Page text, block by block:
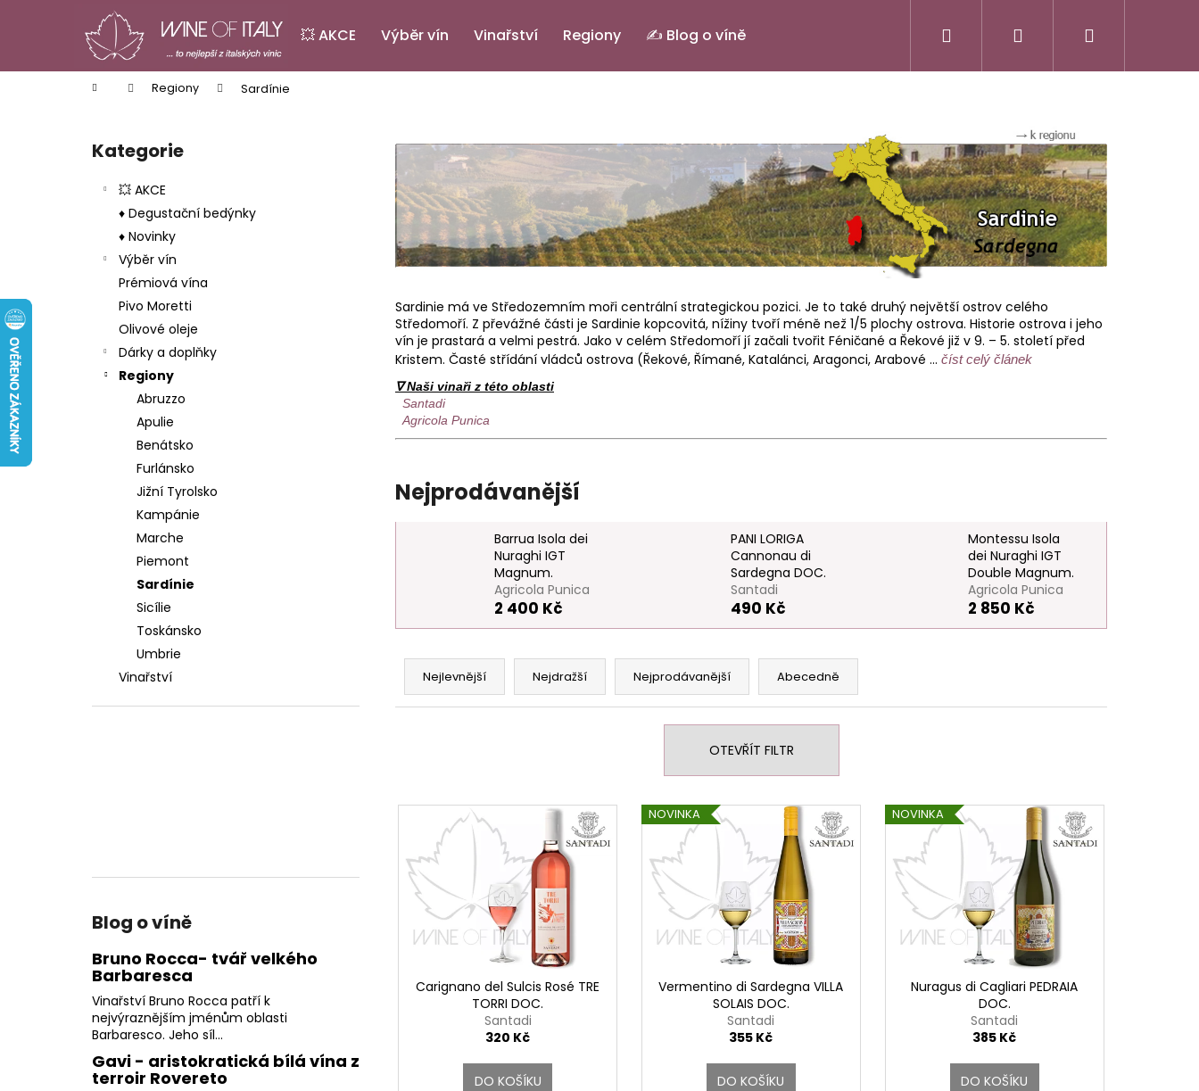
💥 AKCE Výběr vín Vinařství Regiony ✍️ Blog o víně Přihlášení
Domů Regiony Sardínie
Přeskočit
kategorie
Kategorie
💥 AKCE
♦ Degustační bedýnky
♦ Novinky
Výběr vín
Prémiová vína
Pivo Moretti
Olivové oleje
Dárky a doplňky
Regiony
Abruzzo
Apulie
Benátsko
Furlánsko
Jižní Tyrolsko
Kampánie
Marche
Piemont
Sardínie
Sicílie
Toskánsko
Umbrie
Vinařství
Blog o víně
Bruno Rocca- tvář velkého
Barbaresca
Vinařství Bruno Rocca patří k
nejvýraznějším jménům oblasti
Barbaresco. Jeho síl...
Gavi - aristokratická bílá vína z
terroir Rovereto
Sardinie má ve Středozemním moři centrální strategickou pozici. Je to také druhý největší ostrov celého
Středomoří. Z převážné části je Sardinie kopcovitá, nížiny tvoří méně než 1/5 plochy ostrova. Historie ostrova i jeho
vín je prastará a velmi pestrá. Jako v celém Středomoří jí začali tvořit Féničané a Řekové již v 9. – 5. století před
Kristem. Časté střídání vládců ostrova (Řekové, Římané, Katalánci, Aragonci, Arabové ... číst celý článek
∇ Naši vinaři z této oblasti
Santadi
Agricola Punica
Nejprodávanější
Barrua Isola dei
Nuraghi IGT
Magnum.
Agricola Punica
2 400 Kč
PANI LORIGA
Cannonau di
Sardegna DOC.
Santadi
490 Kč
Montessu Isola
dei Nuraghi IGT
Double Magnum.
Agricola Punica
2 850 Kč
Ř
z
d
Nejlevnější Nejdražší Nejprodávanější Abecedně
OTEVŘÍT FILTR
V
Carignano del Sulcis Rosé TRE
TORRI DOC.
Santadi
320 Kč
DO KOŠÍKU
NOVINKA
Vermentino di Sardegna VILLA
SOLAIS DOC.
Santadi
355 Kč
DO KOŠÍKU
NOVINKA
Nuragus di Cagliari PEDRAIA
DOC.
Santadi
385 Kč
DO KOŠÍKU
í
Zpět
do
Zpět
do
HLEDAT
Doporučujeme
PINOT GRIGIO LA BASTARDA IGT
FATTORIA DI BASCIANO
242 Kč
PINOT GRIGIO ALTO ADIGE DOC.
WALCH
529 Kč